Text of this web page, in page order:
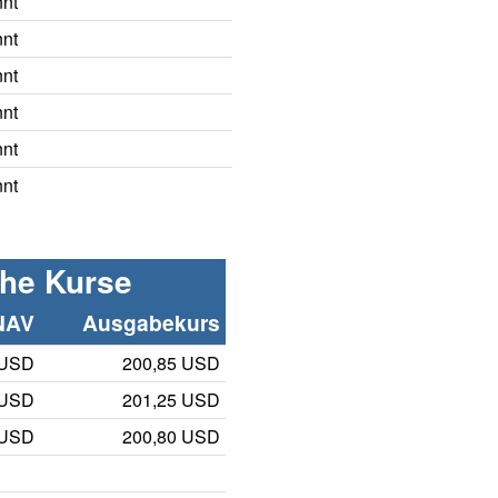
Kurse
Ausgabekurs
200,85 USD
201,25 USD
200,80 USD